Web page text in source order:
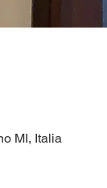
MI, Italia